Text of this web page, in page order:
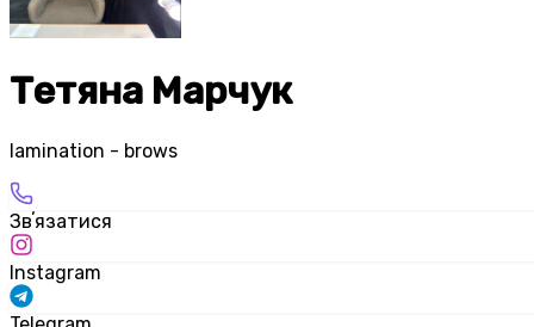
Тетяна Марчук
lamination - brows
Звʼязатися
Instagram